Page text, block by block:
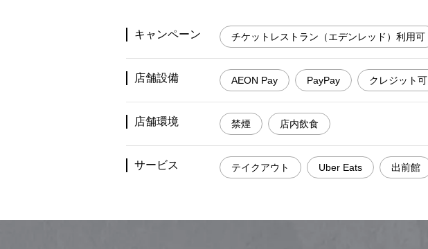
キャンペーン チケットレストラン（エデンレッド）利用可
店舗設備 AEON Pay PayPay クレジット可
店舗環境 禁煙 店内飲食
サービス テイクアウト Uber Eats 出前館